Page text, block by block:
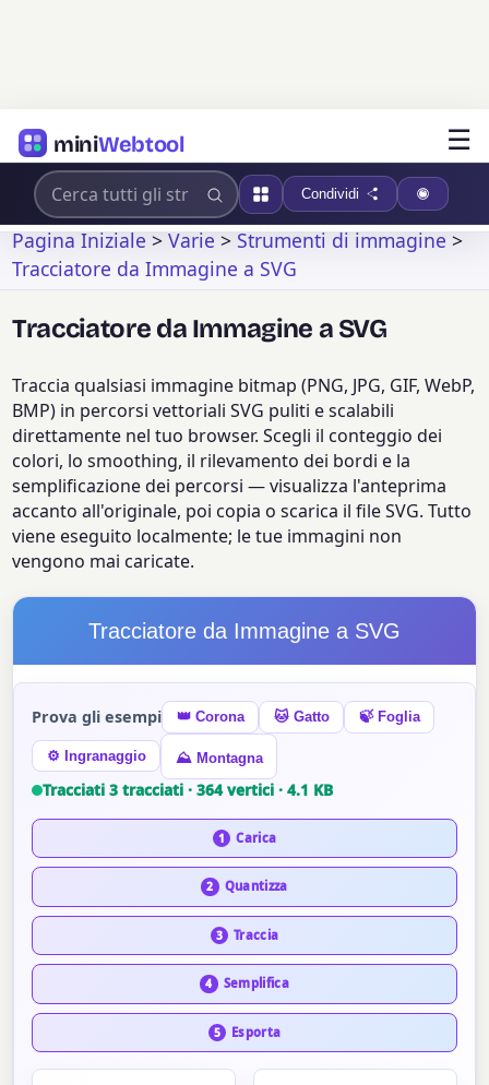
miniWebtool ☰
Condividi
Pagina Iniziale>Varie>Strumenti di immagine>
Tracciatore da Immagine a SVG
Tracciatore da Immagine a SVG
Traccia qualsiasi immagine bitmap (PNG, JPG, GIF, WebP,
BMP) in percorsi vettoriali SVG puliti e scalabili
direttamente nel tuo browser. Scegli il conteggio dei
colori, lo smoothing, il rilevamento dei bordi e la
semplificazione dei percorsi — visualizza l'anteprima
accanto all'originale, poi copia o scarica il file SVG. Tutto
viene eseguito localmente; le tue immagini non
vengono mai caricate.
Tracciatore da Immagine a SVG
Prova gli esempi 👑 Corona 🐱 Gatto 🍃 Foglia
⚙ Ingranaggio ⛰ Montagna
Tracciati 3 tracciati · 364 vertici · 4.1 KB
1 Carica
2 Quantizza
3 Traccia
4 Semplifica
5 Esporta